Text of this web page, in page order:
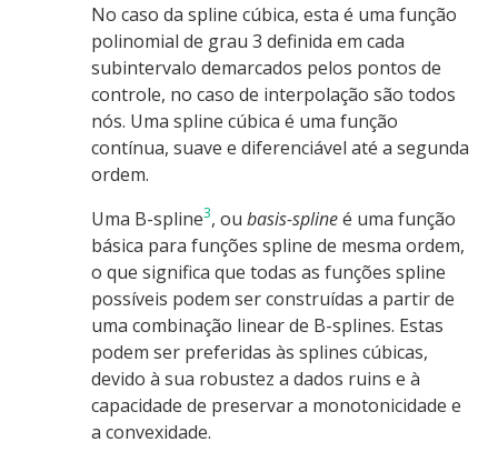
No caso da spline cúbica, esta é uma função
polinomial de grau 3 definida em cada
subintervalo demarcados pelos pontos de
controle, no caso de interpolação são todos
nós. Uma spline cúbica é uma função
contínua, suave e diferenciável até a segunda
ordem.
Uma B-spline3, oubasis-splineé uma função
básica para funções spline de mesma ordem,
o que significa que todas as funções spline
possíveis podem ser construídas a partir de
uma combinação linear de B-splines. Estas
podem ser preferidas às splines cúbicas,
devido à sua robustez a dados ruins e à
capacidade de preservar a monotonicidade e
a convexidade.